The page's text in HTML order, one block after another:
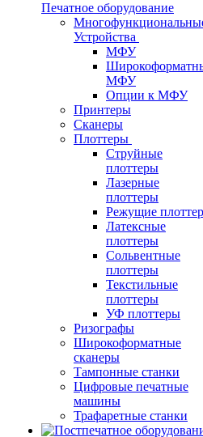
Печатное оборудование
Устройства
МФУ
МФУ
Опции к МФУ
Принтеры
Сканеры
Плоттеры
Струйные
плоттеры
Лазерные
плоттеры
Режущие
Латексные
плоттеры
Сольвентные
плоттеры
Текстильные
плоттеры
УФ плоттеры
Ризографы
Широкоформатные
сканеры
Тампонные станки
Цифровые печатные
машины
Трафаретные станки